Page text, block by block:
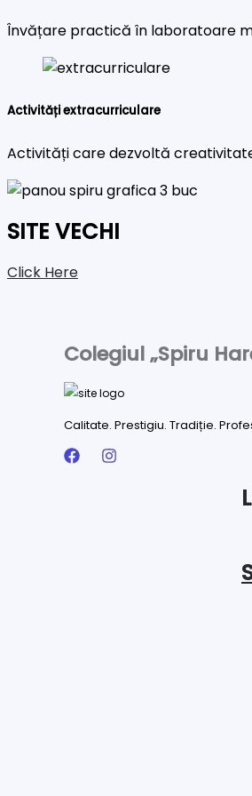
Învățare practică în laboratoare
Activități extracurriculare
Activități care dezvoltă
SITE VECHI
Click Here
Colegiul „Spiru
Calitate. Prestigiu. Tradiție.